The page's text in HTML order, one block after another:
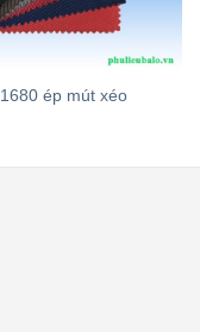
1680 ép mút xéo